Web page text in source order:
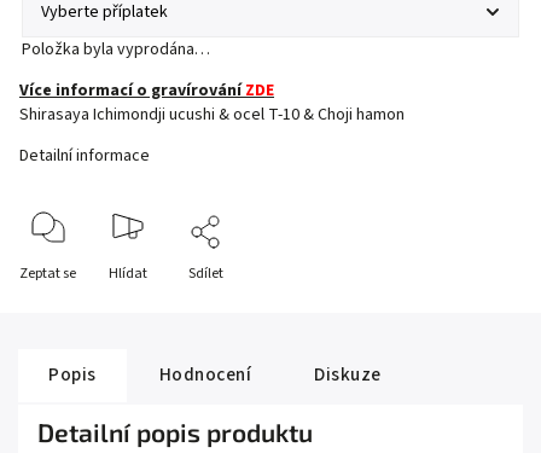
Položka byla vyprodána…
Více informací o gravírováníZDE
Shirasaya Ichimondji ucushi & ocel T-10 & Choji hamon
Detailní informace
Zeptat se Hlídat Sdílet
Popis Hodnocení Diskuze
Detailní popis produktu